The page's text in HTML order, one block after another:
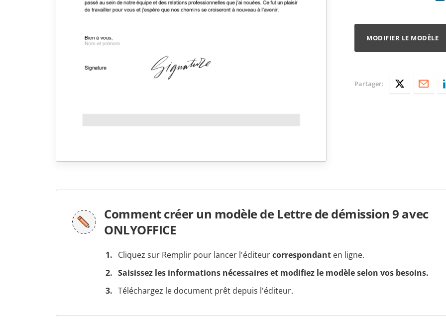
MODIFIER LE MODÈLE
Partager:
Comment créer un modèle de Lettre de démission 9 avec
ONLYOFFICE
Cliquez sur Remplir pour lancer l'éditeurcorrespondant en ligne.
Saisissez les informations nécessaires et modifiez le modèle selon vos besoins.
Téléchargez le document prêt depuis l'éditeur.